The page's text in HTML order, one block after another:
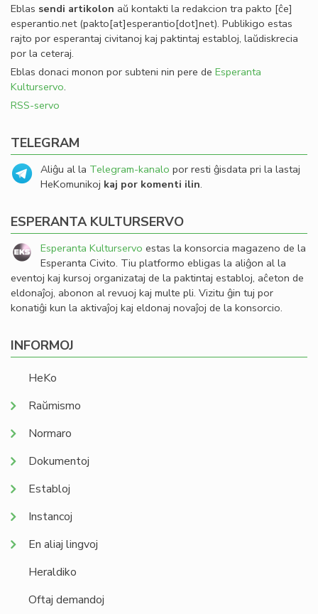
Eblas sendi artikolon aŭ kontakti la redakcion tra pakto [ĉe]
esperantio.net(pakto[at]esperantio[dot]net). Publikigo estas
rajto por esperantaj civitanoj kaj paktintaj establoj, laŭdiskrecia
por la ceteraj.
Eblas donaci monon por subteni nin pere de Esperanta
Kulturservo.
RSS-servo
TELEGRAM
Aliĝu al la Telegram-kanalo por resti ĝisdata pri la lastaj
HeKomunikoj kaj por komenti ilin.
ESPERANTA KULTURSERVO
Esperanta Kulturservo estas la konsorcia magazeno de la
Esperanta Civito. Tiu platformo ebligas la aliĝon al la
eventoj kaj kursoj organizataj de la paktintaj establoj, aĉeton de
eldonaĵoj, abonon al revuoj kaj multe pli. Vizitu ĝin tuj por
konatiĝi kun la aktivaĵoj kaj eldonaj novaĵoj de la konsorcio.
INFORMOJ
HeKo
Raŭmismo
Normaro
Dokumentoj
Establoj
Instancoj
En aliaj lingvoj
Heraldiko
Oftaj demandoj